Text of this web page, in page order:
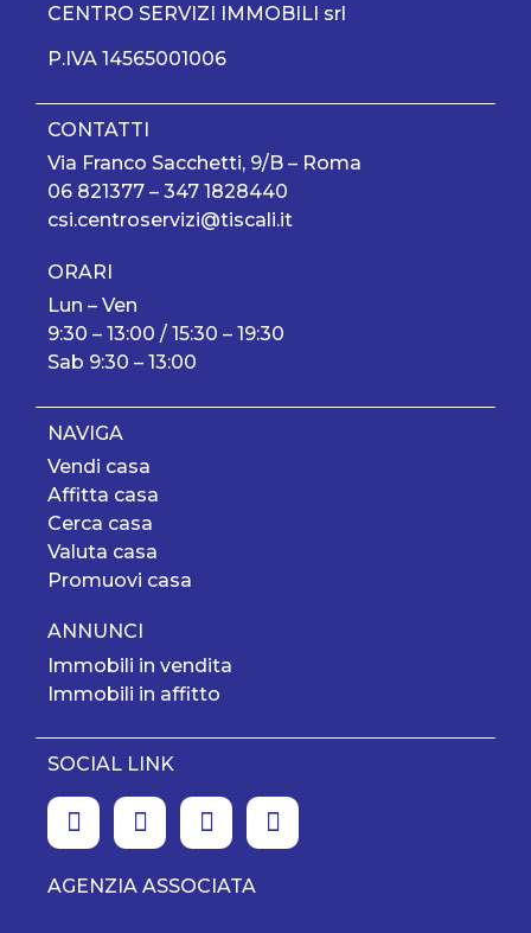
CENTRO SERVIZI IMMOBILI srl
P.IVA 14565001006
CONTATTI
Via Franco Sacchetti, 9/B – Roma
06 821377 – 347 1828440
csi.centroservizi@tiscali.it
ORARI
Lun – Ven
9:30 – 13:00 / 15:30 – 19:30
Sab 9:30 – 13:00
NAVIGA
Vendi casa
Affitta casa
Cerca casa
Valuta casa
Promuovi casa
ANNUNCI
Immobili in vendita
Immobili in affitto
SOCIAL LINK
AGENZIA ASSOCIATA